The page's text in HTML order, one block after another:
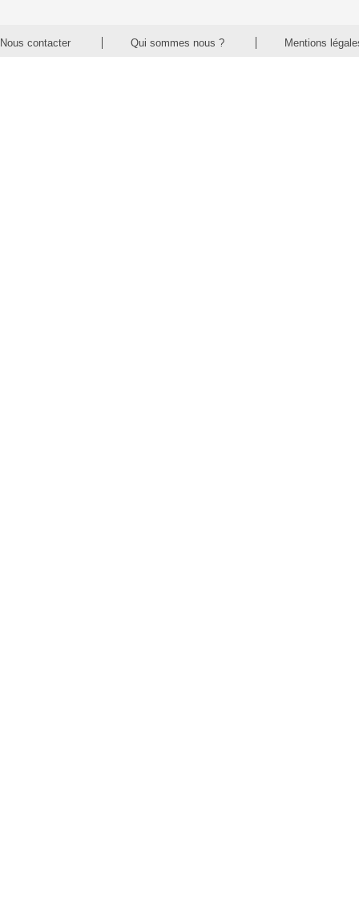
Nous contacter Qui sommes nous ? Mentions